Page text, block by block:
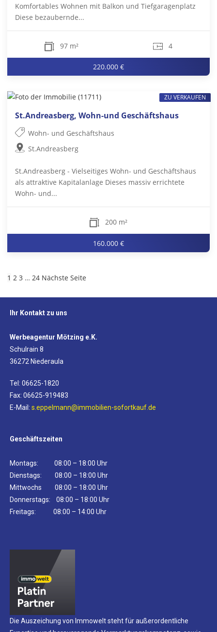
Komfortables Wohnen mit Balkon und Tiefgaragenplatz
Diese bezaubernde...
97 m² 4
220.000 €
St.Andreasberg, Wohn-und Geschäftshaus
Wohn- und Geschäftshaus
St.Andreasberg
St.Andreasberg - Vielseitiges Wohn- und Geschäftshaus
als attraktive Kapitalanlage Dieses massiv errichtete
Wohn- und...
200 m²
160.000 €
ZU VERKAUFEN
1 2 3 … 24 Nächste Seite
Ihr Kontakt zu uns
Werbeagentur Mötzing e.K.
Schulrain 8
36272 Niederaula
Tel: 06625-1820
Fax: 06625-919483
E-Mail: s.eppelmann@immobilien-sofortkauf.de
Geschäftszeiten
Montags: 08:00 – 18:00 Uhr
Dienstags: 08:00 – 18:00 Uhr
Mittwochs 08:00 – 18:00 Uhr
Donnerstags: 08:00 – 18:00 Uhr
Freitags: 08:00 – 14:00 Uhr
Die Auszeichung von Immowelt steht für außerordentliche